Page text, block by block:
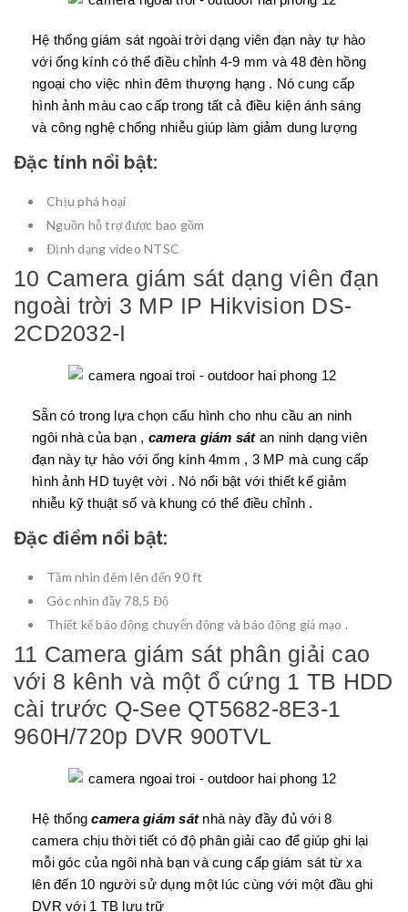
Hệ thống giám sát ngoài trời dạng viên đạn này tự hào
với ống kính có thể điều chỉnh 4-9 mm và 48 đèn hồng
ngoại cho việc nhìn đêm thượng hạng . Nó cung cấp
hình ảnh màu cao cấp trong tất cả điều kiện ánh sáng
và công nghệ chống nhiễu giúp làm giảm dung lượng
Đặc tính nổi bật:
Chịu phá hoại
Nguồn hỗ trợ được bao gồm
Định dạng video NTSC
10 Camera giám sát dạng viên đạn
ngoài trời 3 MP IP Hikvision DS-
2CD2032-I
Sẵn có trong lựa chọn cấu hình cho nhu cầu an ninh
ngôi nhà của bạn , camera giám sátan ninh dạng viên
đạn này tự hào với ống kính 4mm , 3 MP mà cung cấp
hình ảnh HD tuyệt vời . Nó nổi bật với thiết kế giảm
nhiễu kỹ thuật số và khung có thể điều chỉnh .
Đặc điểm nổi bật:
Tầm nhìn đêm lên đến 90 ft
Góc nhìn đầy 78,5 Độ
Thiết kế báo động chuyển động và báo động giả mạo .
11 Camera giám sát phân giải cao
với 8 kênh và một ổ cứng 1 TB HDD
cài trước Q-See QT5682-8E3-1
960H/720p DVR 900TVL
Hệ thốngcamera giám sátnhà này đầy đủ với 8
camera chịu thời tiết có độ phân giải cao để giúp ghi lại
mỗi góc của ngôi nhà bạn và cung cấp giám sát từ xa
lên đến 10 người sử dụng một lúc cùng với một đầu ghi
DVR với 1 TB lưu trữ